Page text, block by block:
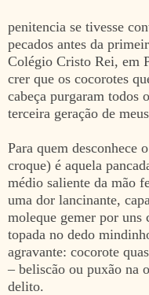
penitencia se tivesse
pecados antes da
Colégio Cristo Rei, em
crer que os cocorotes
cabeça purgaram todos
terceira geração de
Para quem desconhece
croque) é aquela
médio saliente da mão
uma dor lancinante,
moleque gemer por
topada no dedo
agravante: cocorote
– beliscão ou puxão na
delito.